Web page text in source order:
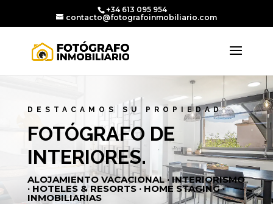
+34 613 095 954
contacto@fotografoinmobiliario.com
DESTACAMOS SU PROPIEDAD
FOTÓGRAFO DE
INTERIORES.
ALOJAMIENTO VACACIONAL · INTERIORISMO
· HOTELES & RESORTS · HOME STAGING ·
INMOBILIARIAS